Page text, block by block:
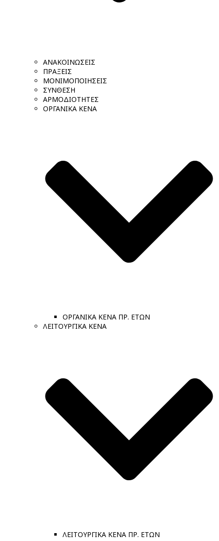
ΑΝΑΚΟΙΝΩΣΕΙΣ
ΠΡΑΞΕΙΣ
ΜΟΝΙΜΟΠΟΙΗΣΕΙΣ
ΣΥΝΘΕΣΗ
ΑΡΜΟΔΙΟΤΗΤΕΣ
ΟΡΓΑΝΙΚΑ ΚΕΝΑ
ΟΡΓΑΝΙΚΑ ΚΕΝΑ ΠΡ. ΕΤΩΝ
ΛΕΙΤΟΥΡΓΙΚΑ ΚΕΝΑ
ΛΕΙΤΟΥΡΓΙΚΑ ΚΕΝΑ ΠΡ. ΕΤΩΝ